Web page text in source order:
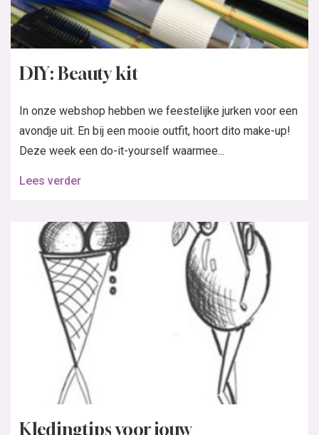
DIY: Beauty kit
In onze webshop hebben we feestelijke jurken voor een
avondje uit. En bij een mooie outfit, hoort dito make-up!
Deze week een do-it-yourself waarmee...
Lees verder
Kledingtips voor jouw